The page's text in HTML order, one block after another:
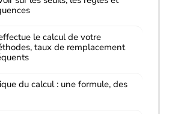
le calcul de votre
taux de remplacement
du calcul : une formule, des